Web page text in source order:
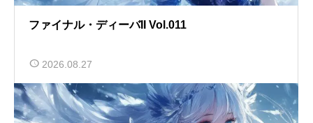
ファイナル・ディーバII Vol.011
2026.08.27